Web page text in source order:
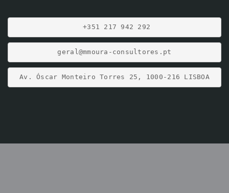
+351 217 942 292
geral@mmoura-consultores.pt
Av. Óscar Monteiro Torres 25, 1000-216 LISBOA